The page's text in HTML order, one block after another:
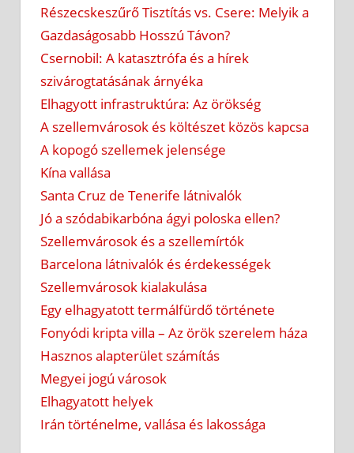
Részecskeszűrő Tisztítás vs. Csere: Melyik a
Gazdaságosabb Hosszú Távon?
Csernobil: A katasztrófa és a hírek
szivárogtatásának árnyéka
Elhagyott infrastruktúra: Az örökség
A szellemvárosok és költészet közös kapcsa
A kopogó szellemek jelensége
Kína vallása
Santa Cruz de Tenerife látnivalók
Jó a szódabikarbóna ágyi poloska ellen?
Szellemvárosok és a szellemírtók
Barcelona látnivalók és érdekességek
Szellemvárosok kialakulása
Egy elhagyatott termálfürdő története
Fonyódi kripta villa – Az örök szerelem háza
Hasznos alapterület számítás
Megyei jogú városok
Elhagyatott helyek
Irán történelme, vallása és lakossága